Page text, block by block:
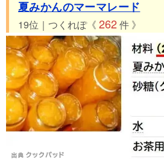
夏みかんのマーマレード
19位｜つくれぽ《 262 件 》